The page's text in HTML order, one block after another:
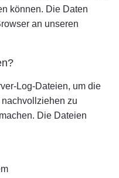
können. Die Daten
an unseren
Log-Dateien, um die
zu
Die Dateien